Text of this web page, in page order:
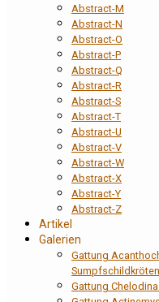
Abstract-M
Abstract-N
Abstract-O
Abstract-P
Abstract-Q
Abstract-R
Abstract-S
Abstract-T
Abstract-U
Abstract-V
Abstract-W
Abstract-X
Abstract-Y
Abstract-Z
Artikel
Galerien
Gattung
Sumpfschildkröten
Gattung